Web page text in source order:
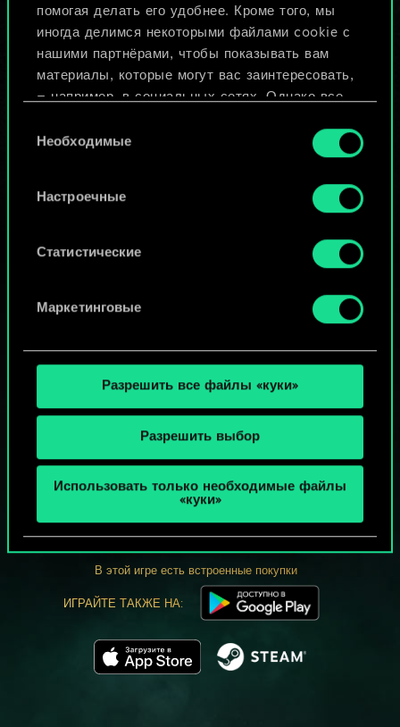
помогая делать его удобнее. Кроме того, мы
иногда делимся некоторыми файлами cookie с
нашими партнёрами, чтобы показывать вам
материалы, которые могут вас заинтересовать,
— например, в социальных сетях. Однако все
разрешения.
Найти подробную информацию о том, как мы
используем ваши файлы cookie, и изменить
«Настройки» ниже.
согласия
Необходимые
Настроечные
Статистические
Маркетинговые
Разрешить все файлы «куки»
Разрешить выбор
Использовать только необходимые файлы
«куки»
Изменить колоду
ИЛИ
МОЖЕТ ПАРТЕЕЧКУ В ГВИНТ?
ИГРАТЬ
БЕСПЛАТНО НА ПК
В этой игре есть встроенные покупки
ИГРАЙТЕ ТАКЖЕ НА: